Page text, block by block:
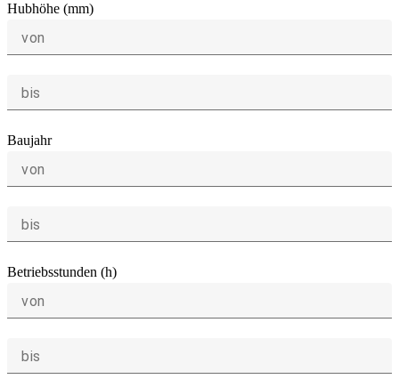
Hubhöhe (mm)
von
bis
Baujahr
von
bis
Betriebsstunden (h)
von
bis